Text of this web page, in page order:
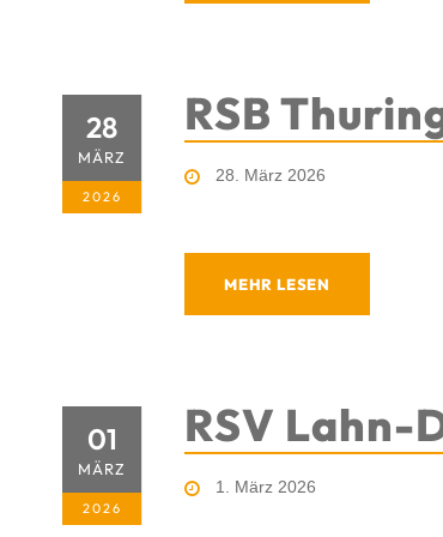
28
MÄRZ
2026
RSB
28. März 2026
MEHR LESEN
01
MÄRZ
2026
RSV Lahn-
1. März 2026